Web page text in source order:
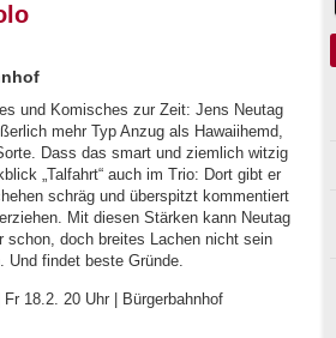
und Komisches zur Zeit: Jens Neutag
mehr Typ Anzug als Hawaiihemd,
Dass das smart und ziemlich witzig
„Talfahrt“ auch im Trio: Dort gibt er
schräg und überspitzt kommentiert
Mit diesen Stärken kann Neutag
schon, doch breites Lachen nicht sein
Und findet beste Gründe.
18.2. 20 Uhr | Bürgerbahnhof